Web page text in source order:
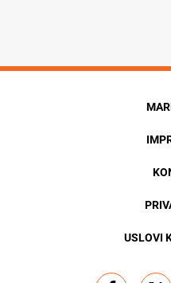
USLOVI